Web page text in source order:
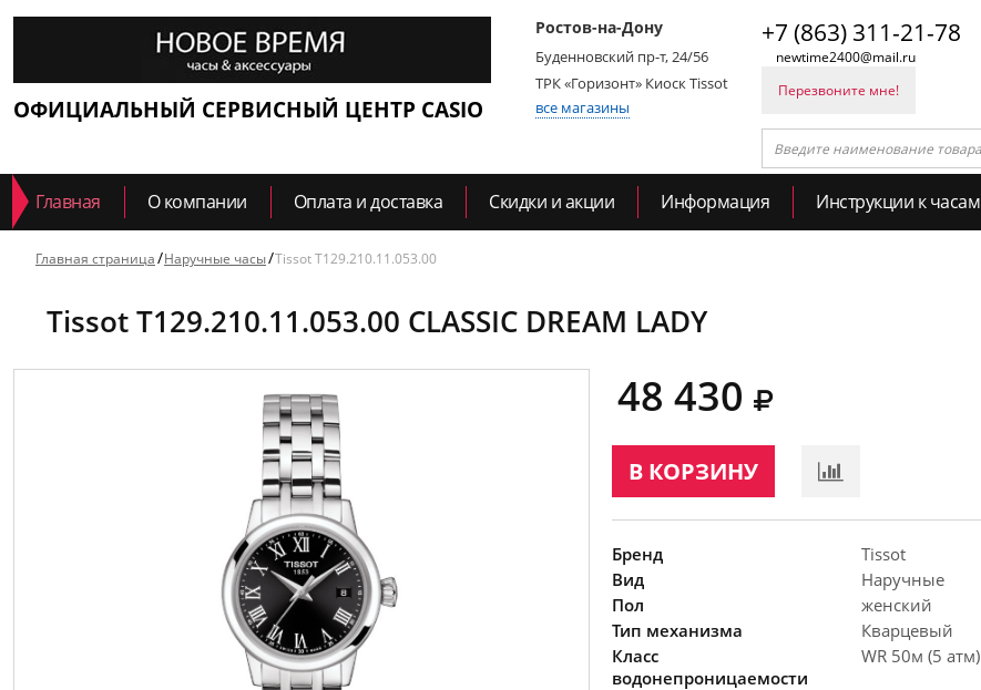
ОФИЦИАЛЬНЫЙ СЕРВИСНЫЙ ЦЕНТР CASIO
Ростов-на-Дону
Буденновский пр-т, 24/56
ТРК «Горизонт» Киоск Tissot
все магазины
+7 (863) 311-21-78
newtime2400@mail.ru
Перезвоните мне!
Главная О компании Оплата и доставка Скидки и акции Информация Инструкции к часам
Главная страница Наручные часы Tissot T129.210.11.053.00
Tissot T129.210.11.053.00 CLASSIC DREAM LADY
48 430
В КОРЗИНУ
Бренд
Tissot
Вид
Наручные
Пол
женский
Тип механизма
Кварцевый
Класс
водонепроницаемости
WR 50м (5 атм)